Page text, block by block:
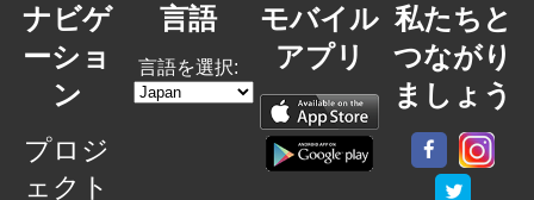
ナビゲ
ーショ
ン
プロジ
ェクト
言語
言語を選択:
モバイル
アプリ
私たちと
つながり
ましょう